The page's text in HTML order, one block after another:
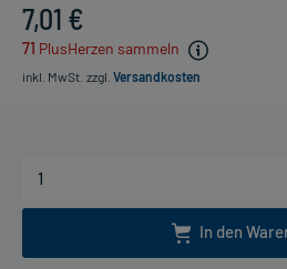
7,01 €
71 PlusHerzen sammeln
inkl. MwSt. zzgl. Versandkosten
In den